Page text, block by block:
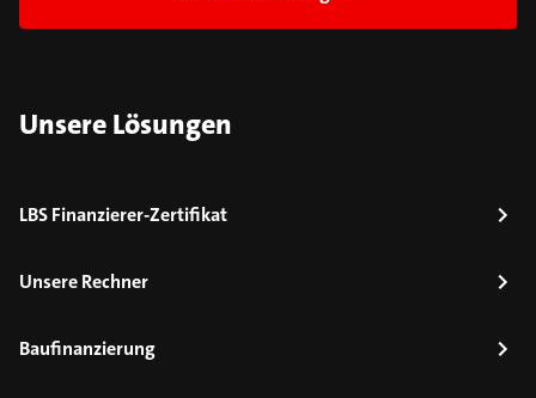
Unsere Lösungen
LBS Finanzierer-Zertifikat
Unsere Rechner
Baufinanzierung